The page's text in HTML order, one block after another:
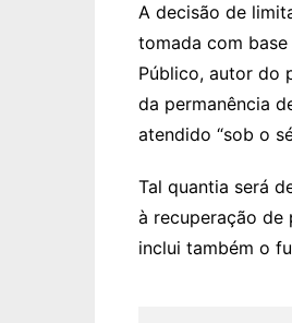
A decisão de
tomada com
Público, autor do
da permanência
atendido “sob o
Tal quantia será
à recuperação
inclui também o